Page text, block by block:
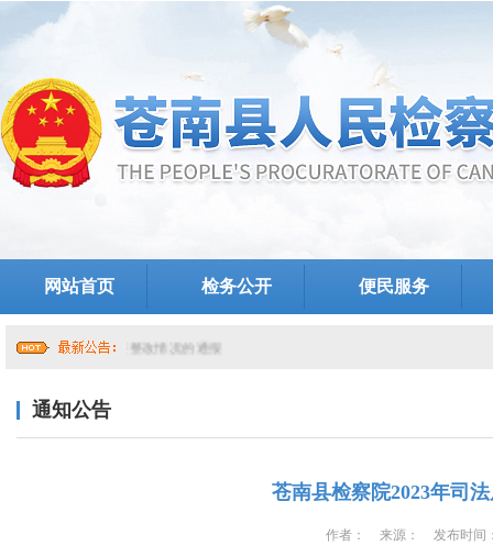
网站首页 检务公开 便民服务
党组关于提级巡察整改情况的通报
通知公告
苍南县检察院2023年司
作者： 来源： 发布时间